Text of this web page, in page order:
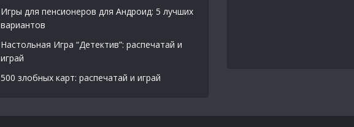
Игры для пенсионеров для Андроид: 5 лучших
вариантов
Настольная Игра “Детектив”: распечатай и
играй
500 злобных карт: распечатай и играй